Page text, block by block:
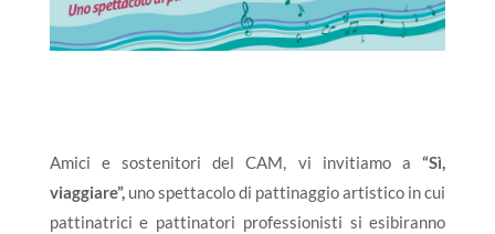
Amici e sostenitori del CAM, vi invitiamo a“Sì,
viaggiare”, uno spettacolo di pattinaggio artistico in cui
pattinatrici e pattinatori professionisti si esibiranno